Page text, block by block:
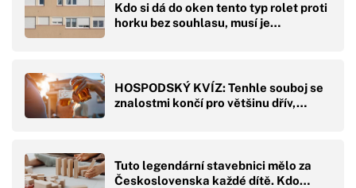
Kdo si dá do oken tento typ rolet proti
horku bez souhlasu, musí je…
HOSPODSKÝ KVÍZ: Tenhle souboj se
znalostmi končí pro většinu dřív,…
Tuto legendární stavebnici mělo za
Československa každé dítě. Kdo…